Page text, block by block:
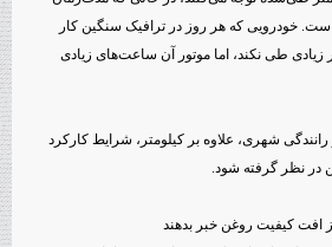
خودرویی که هر روز در ترافیک سنگین کار
طی نکند، اما موتور آن ساعت‌های زیادی
شهری، علاوه بر کیلومتر، شرایط کارکرد
در نظر گرفته شود.
افت کیفیت روغن خبر بدهند